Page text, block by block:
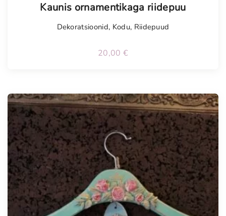
Kaunis ornamentikaga riidepuu
Dekoratsioonid, Kodu, Riidepuud
20,00 €